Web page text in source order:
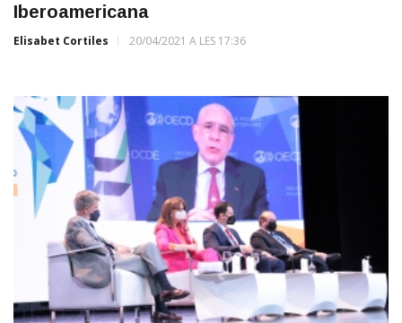
Iberoamericana
Elisabet Cortiles 20/04/2021 A LES 17:36